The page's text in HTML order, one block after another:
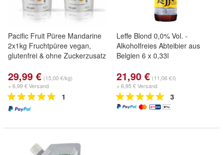
Pacific Fruit Püree Mandarine
2x1kg Fruchtpüree vegan,
glutenfrei & ohne Zuckerzusatz
29,99 € (15,00 €/kg)
+ 6,99 € Versand
1
Leffe Blond 0,0% Vol. -
Alkoholfreies Abteibier aus
Belgien 6 x 0,33l
21,90 € (11,06 €/l)
+ 6,95 € Versand
3